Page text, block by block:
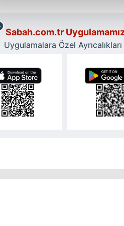
vasıtasıyla çeşitli kişisel
kullanılmaktadır. Diğer
faaliyetlerinin yapılması,
ilişkin tercihlerinizi aşağıda yer
tıklayabilir,
Çerez Bilgilendirme
Kişisel Verilerin Korunması
uygun olarak kullanılan
Sabah.com.tr
Uygulamalara Özel